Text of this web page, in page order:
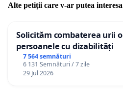
Alte petiții care v-ar putea interesa
Solicităm combaterea urii
persoanele cu dizabilități
7 564 semnături
6 131 Semnături / 7 zile
29 Jul 2026